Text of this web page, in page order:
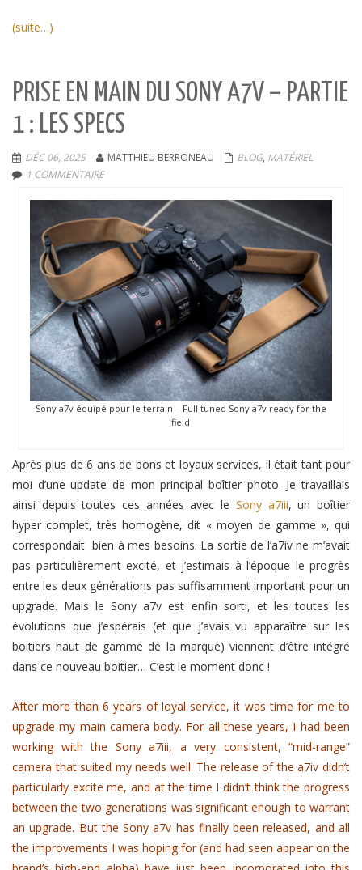
(suite…)
PRISE EN MAIN DU SONY A7V – PARTIE
1 : LES SPECS
DÉC 06, 2025 MATTHIEU BERRONEAU BLOG, MATÉRIEL
1 COMMENTAIRE
Sony a7v équipé pour le terrain – Full tuned Sony a7v ready for the
field
Après plus de 6 ans de bons et loyaux services, il était tant pour
moi d’une update de mon principal boîtier photo. Je travaillais
ainsi depuis toutes ces années avec le Sony a7iii, un boîtier
hyper complet, très homogène, dit « moyen de gamme », qui
correspondait bien à mes besoins. La sortie de l’a7iv ne m’avait
pas particulièrement excité, et j’estimais à l’époque le progrès
entre les deux générations pas suffisamment important pour un
upgrade. Mais le Sony a7v est enfin sorti, et les toutes les
évolutions que j’espérais (et que j’avais vu apparaître sur les
boitiers haut de gamme de la marque) viennent d’être intégré
dans ce nouveau boitier… C’est le moment donc !
After more than 6 years of loyal service, it was time for me to
upgrade my main camera body. For all these years, I had been
working with the Sony a7iii, a very consistent, “mid-range”
camera that suited my needs well. The release of the a7iv didn’t
particularly excite me, and at the time I didn’t think the progress
between the two generations was significant enough to warrant
an upgrade. But the Sony a7v has finally been released, and all
the improvements I was hoping for (and had seen appear on the